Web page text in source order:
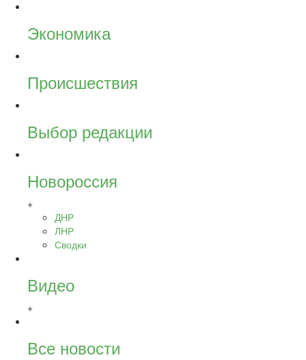
Экономика
Происшествия
Выбор редакции
Новороссия
+
ДНР
ЛНР
Сводки
Видео
+
Все новости